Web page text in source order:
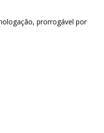
prorrogável por